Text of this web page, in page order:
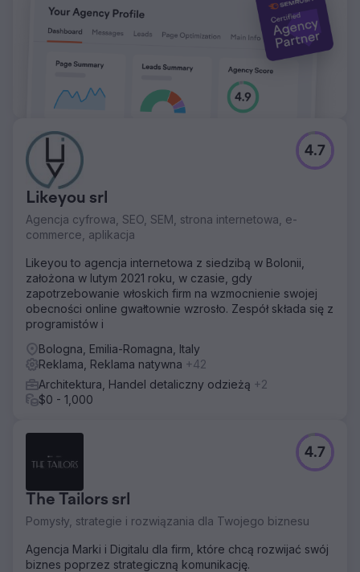
pierwsze miejsce w wynikach wyszukiwania Google dla
słów kluczowych o wysokiej intencji, ruch organiczny
wzrósł ponad ośmiokrotnie, a reklamy na Instagramie
wygenerowały tysiące zapytań kwalifikowanych.
Przychody z rezerwacji bezpośrednich przekroczyły 150
000 USD, koszt pozyskania spadł o 58%, a zwrot z
nakładów na reklamę wzrósł z 1,9x do 4,6x. Firma
obecnie rozwija się głównie dzięki SEO i mediom
społecznościowym.
Likeyou srl
Agencja cyfrowa, SEO, SEM, strona internetowa, e-
commerce, aplikacja
4.7
Likeyou to agencja internetowa z siedzibą w Bolonii,
założona w lutym 2021 roku, w czasie, gdy
zapotrzebowanie włoskich firm na wzmocnienie swojej
obecności online gwałtownie wzrosło. Zespół składa się z
programistów i
Bologna, Emilia-Romagna, Italy
Reklama, Reklama natywna +42
Architektura, Handel detaliczny odzieżą +2
$0 - 1,000
The Tailors srl
Pomysły, strategie i rozwiązania dla Twojego biznesu
4.7
Agencja Marki i Digitalu dla firm, które chcą rozwijać swój
biznes poprzez strategiczną komunikację.